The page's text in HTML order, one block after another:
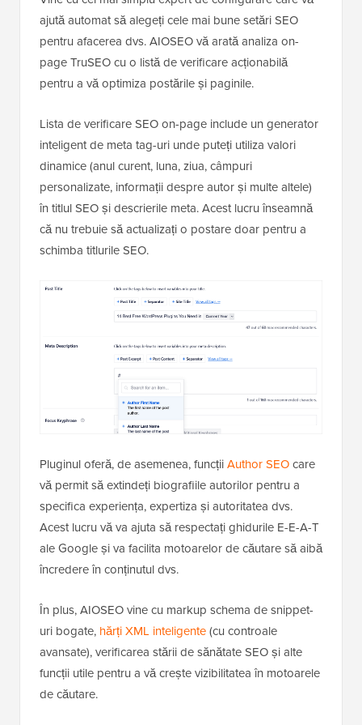
ajută automat să alegeți cele mai bune setări SEO
pentru afacerea dvs. AIOSEO vă arată analiza on-
page TruSEO cu o listă de verificare acționabilă
pentru a vă optimiza postările și paginile.
Lista de verificare SEO on-page include un generator
inteligent de meta tag-uri unde puteți utiliza valori
dinamice (anul curent, luna, ziua, câmpuri
personalizate, informații despre autor și multe altele)
în titlul SEO și descrierile meta. Acest lucru înseamnă
că nu trebuie să actualizați o postare doar pentru a
schimba titlurile SEO.
Pluginul oferă, de asemenea, funcțiiAuthor SEOcare
vă permit să extindeți biografiile autorilor pentru a
specifica experiența, expertiza și autoritatea dvs.
Acest lucru vă va ajuta să respectați ghidurile E-E-A-T
ale Google și va facilita motoarelor de căutare să aibă
încredere în conținutul dvs.
În plus, AIOSEO vine cu markup schema de snippet-
uri bogate, hărți XML inteligente(cu controale
avansate), verificarea stării de sănătate SEO și alte
funcții utile pentru a vă crește vizibilitatea în motoarele
de căutare.